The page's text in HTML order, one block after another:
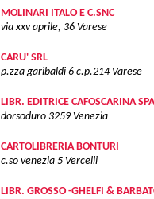
MOLINARI ITALO E C.SNC
via xxv aprile, 36 Varese
CARU' SRL
p.zza garibaldi 6 c.p.214 Varese
LIBR. EDITRICE CAFOSCARINA SPA
dorsoduro 3259 Venezia
CARTOLIBRERIA BONTURI
c.so venezia 5 Vercelli
LIBR. GROSSO -GHELFI &